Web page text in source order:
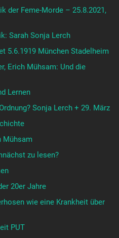
der Feme-Morde – 25.8.2021,
Sarah Sonja Lerch
5.6.1919 München Stadelheim
Erich Mühsam: Und die
Lernen
Sonja Lerch + 29. März
Mühsam
zu lesen?
20er Jahre
wie eine Krankheit über
PUT